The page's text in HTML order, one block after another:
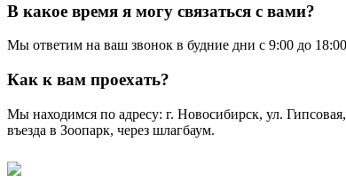
В какое время я могу связаться с вами?
Мы ответим на ваш звонок в будние дни с 9:00 до
Как к вам проехать?
Мы находимся по адресу: г. Новосибирск, ул.
въезда в Зоопарк, через шлагбаум.